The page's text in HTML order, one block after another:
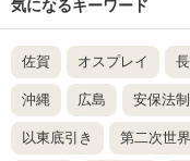
気になるキーワード
佐賀 オスプレイ
沖縄 広島 安保法制
以東底引き 第二次世